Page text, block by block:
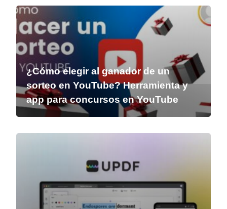
¿Cómo elegir al ganador de un
sorteo en YouTube? Herramienta y
app para concursos en YouTube